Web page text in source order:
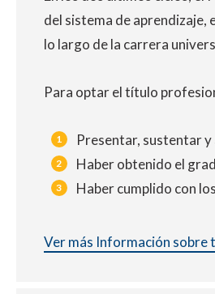
del sistema de aprendizaje,
lo largo de la carrera
Para optar el título
Presentar, sustentar y
Haber obtenido el
Haber cumplido con
Ver más Información sobre